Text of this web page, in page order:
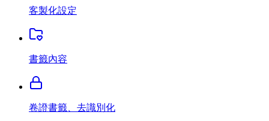
客製化設定
書籤內容
卷證書籤、去識別化